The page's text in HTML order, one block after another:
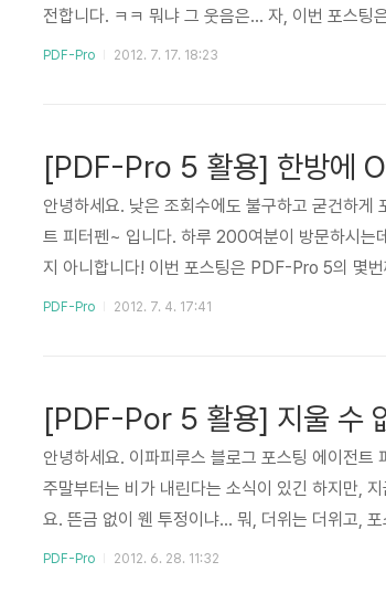
전합니다. ㅋㅋ 뭐냐 그 웃음은... 자, 이번 포스
대로 PDF 문서의 페이지를 마음대로 뗐다 붙였
PDF-Pro 2012. 7. 17. 18:23
[PDF-Pro 5 활용] 한방에
안녕하세요. 낮은 조회수에도 불구하고 굳건하게
트 피터펜~ 입니다. 하루 200여분이 방문하시는
지 아니합니다! 이번 포스팅은 PDF-Pro 5의 몇
자기 질문이 되버렸네요. 문득 이파피루스에 전해
PDF-Pro 2012. 7. 4. 17:41
[PDF-Por 5 활용] 지울 수
안녕하세요. 이파피루스 블로그 포스팅 에이전트
주말부터는 비가 내린다는 소식이 있긴 하지만,
요. 뜬금 없이 웬 투정이냐... 뭐, 더위는 더위고,
팅에서는 PDF-Pro 5 기능 중에 워터마크 기능을
PDF-Pro 2012. 6. 28. 11:32